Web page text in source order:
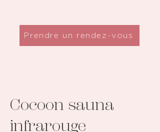
Prendre un rendez-vous
Cocoon sauna
infrarouge